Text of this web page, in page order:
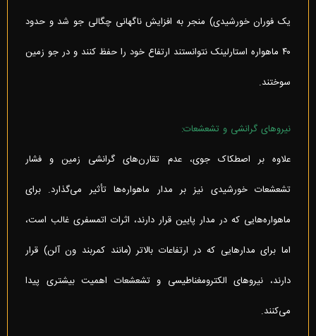
یک فوران خورشیدی) منجر به افزایش ناگهانی چگالی جو شد و حدود
۴۰ ماهواره استارلینک نتوانستند ارتفاع خود را حفظ کنند و در جو زمین
سوختند.
نیروهای گرانشی و تشعشعات:
علاوه بر اصطکاک جوی، عدم تقارن‌های گرانشی زمین و فشار
تشعشعات خورشیدی نیز بر مدار ماهواره‌ها تأثیر می‌گذارد. برای
ماهواره‌هایی که در مدار پایین قرار دارند، اثرات اتمسفری غالب است،
اما برای مدارهایی که در ارتفاعات بالاتر (مانند کمربند ون آلن) قرار
دارند، نیروهای الکترومغناطیسی و تشعشعات اهمیت بیشتری پیدا
می‌کنند.